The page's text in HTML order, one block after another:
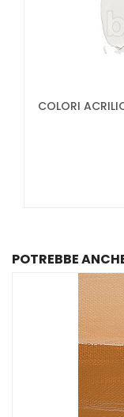
COLORI
POTREBBE